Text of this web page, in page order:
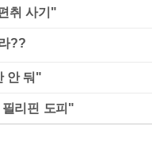
취 사기"
안 둬"
리핀 도피"